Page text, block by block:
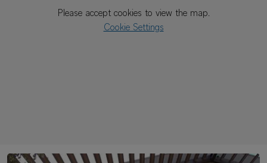
Please accept cookies to view the map.
Cookie Settings